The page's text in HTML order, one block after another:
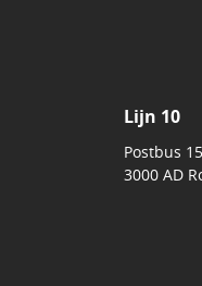
Lijn 10
Postbus
3000 AD